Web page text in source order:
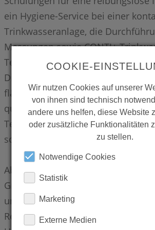
ein Hygiene-Service bei einer
Trinkwasseranlage, die
Messungen sowie CONTI+
Tests zur Sicherstellung der
Die WR-Gruppe vereint unter
flächendeckendes
qualifizierten Servicepartnern,
Technikern und individuell
sowie ein Top-Backoffice Team.
Ab sofort werden die
Gruppe den technischen CONTI+
unterstützen und in Deutschland
Reparaturen sowie den Austausch
COOKIE-
Wir nutzen Cookies auf unserer
von ihnen sind technisch
andere uns helfen, diese Website
oder zusätzliche Funktionalitäten
zu stellen.
Notwendige Cookies
Statistik
Marketing
Externe Medien